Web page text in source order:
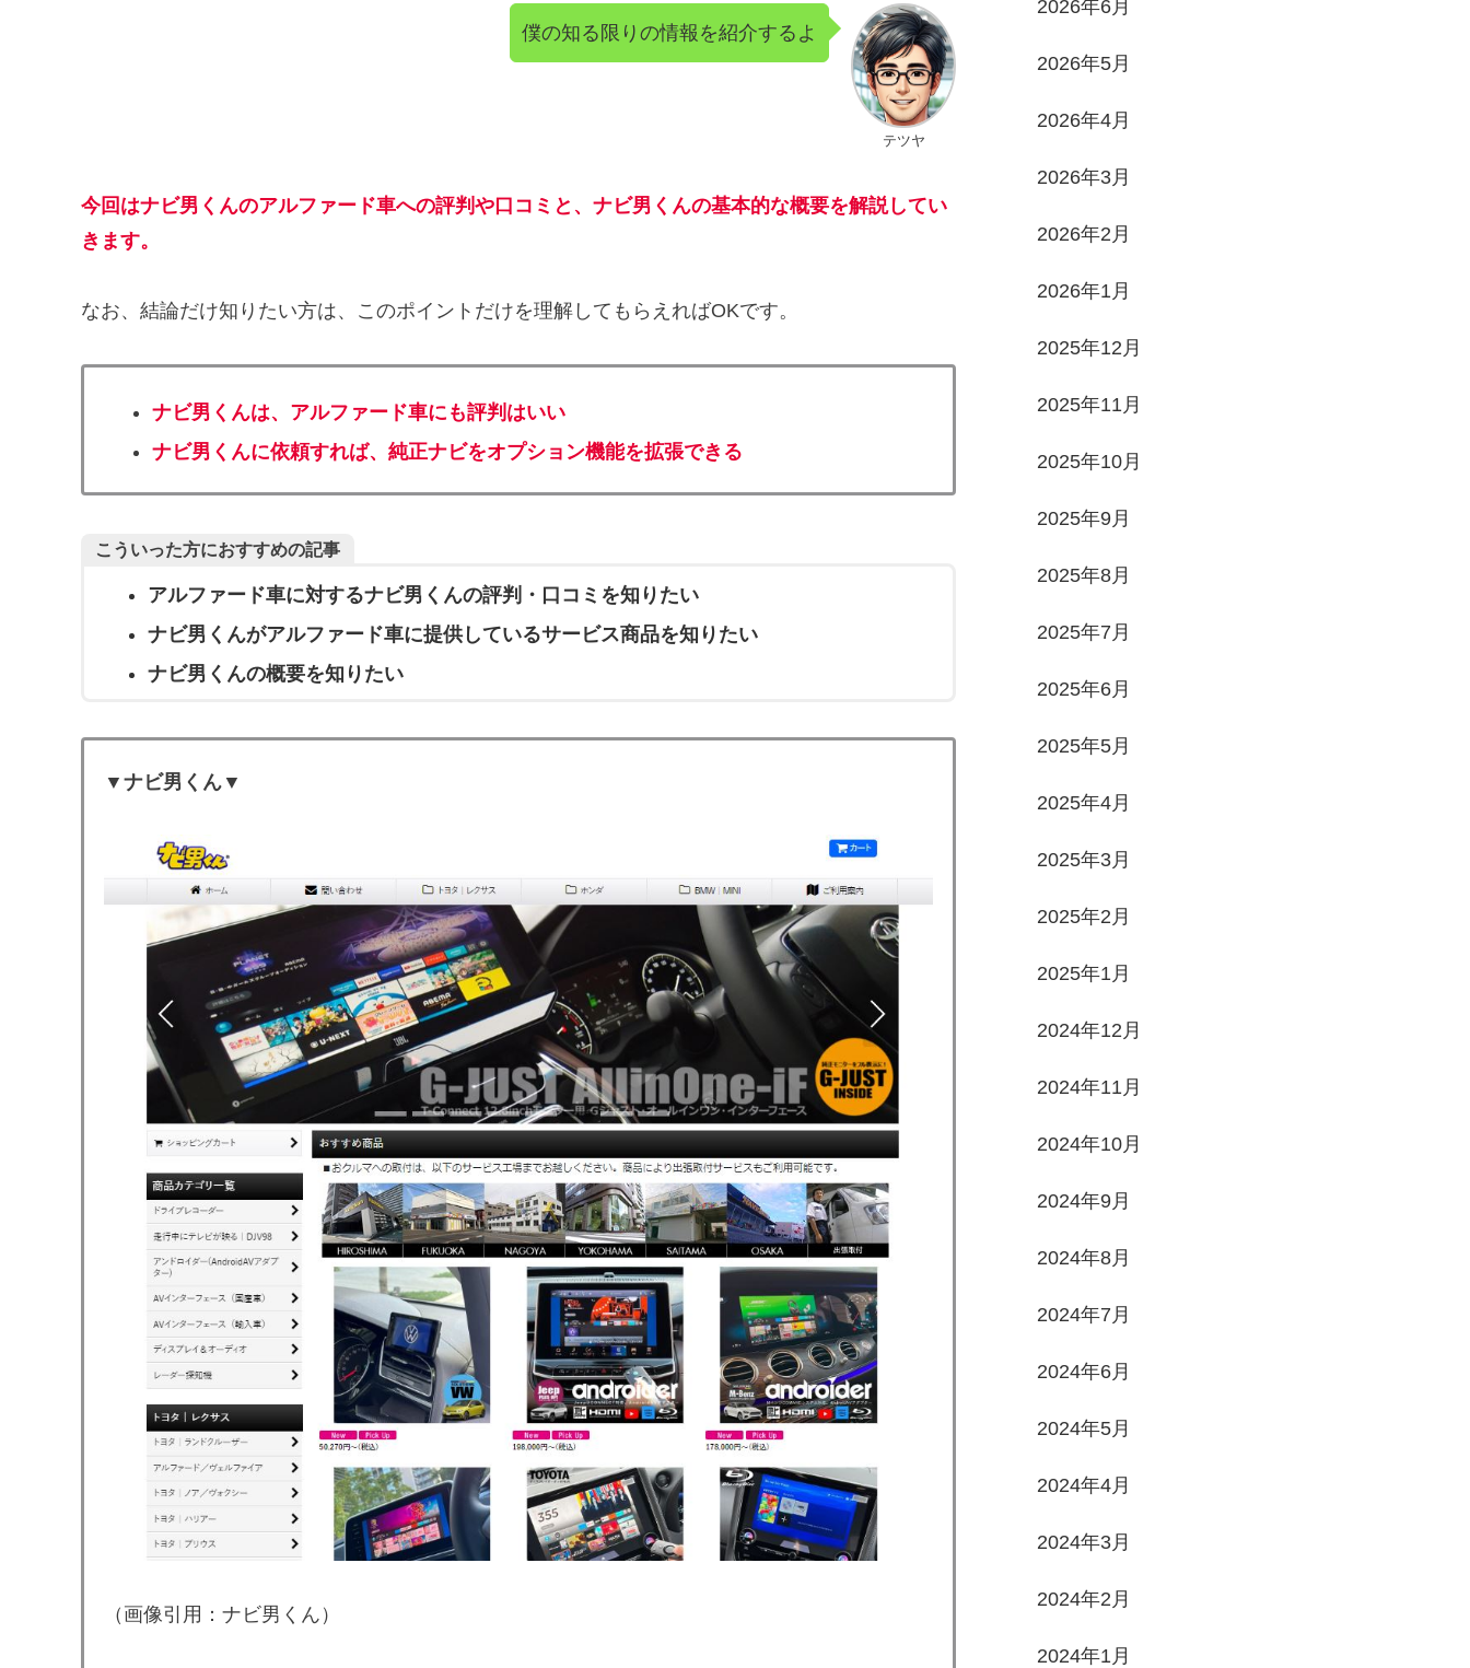
テツヤ
僕の知る限りの情報を紹介するよ
今回はナビ男くんのアルファード車への評判や口コミと、ナビ男くんの基本的な概要を解説してい
きます。
なお、結論だけ知りたい方は、このポイントだけを理解してもらえればOKです。
ナビ男くんは、アルファード車にも評判はいい
ナビ男くんに依頼すれば、純正ナビをオプション機能を拡張できる
こういった方におすすめの記事
アルファード車に対するナビ男くんの評判・口コミを知りたい
ナビ男くんがアルファード車に提供しているサービス商品を知りたい
ナビ男くんの概要を知りたい
▼ナビ男くん▼
（画像引用：ナビ男くん）
2026年6月
2026年5月
2026年4月
2026年3月
2026年2月
2026年1月
2025年12月
2025年11月
2025年10月
2025年9月
2025年8月
2025年7月
2025年6月
2025年5月
2025年4月
2025年3月
2025年2月
2025年1月
2024年12月
2024年11月
2024年10月
2024年9月
2024年8月
2024年7月
2024年6月
2024年5月
2024年4月
2024年3月
2024年2月
2024年1月